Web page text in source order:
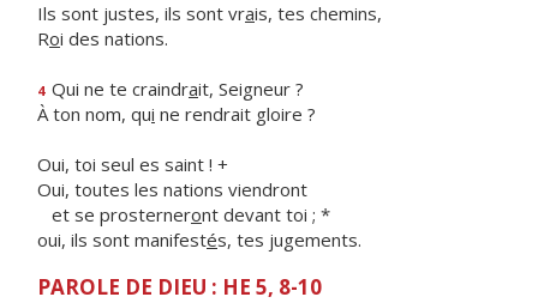
Ils sont justes, ils sont vrais, tes chemins,
Roi des nations.
4 Qui ne te craindrait, Seigneur ?
À ton nom, qui ne rendrait gloire ?
Oui, toi seul es saint ! +
Oui, toutes les nations viendront
et se prosterneront devant toi ; *
oui, ils sont manifestés, tes jugements.
PAROLE DE DIEU : HE 5, 8-10